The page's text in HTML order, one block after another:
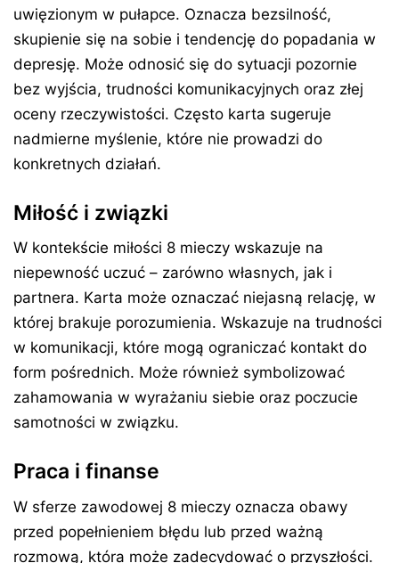
uwięzionym w pułapce. Oznacza bezsilność,
skupienie się na sobie i tendencję do popadania w
depresję. Może odnosić się do sytuacji pozornie
bez wyjścia, trudności komunikacyjnych oraz złej
oceny rzeczywistości. Często karta sugeruje
nadmierne myślenie, które nie prowadzi do
konkretnych działań.
Miłość i związki
W kontekście miłości 8 mieczy wskazuje na
niepewność uczuć – zarówno własnych, jak i
partnera. Karta może oznaczać niejasną relację, w
której brakuje porozumienia. Wskazuje na trudności
w komunikacji, które mogą ograniczać kontakt do
form pośrednich. Może również symbolizować
zahamowania w wyrażaniu siebie oraz poczucie
samotności w związku.
Praca i finanse
W sferze zawodowej 8 mieczy oznacza obawy
przed popełnieniem błędu lub przed ważną
rozmową, która może zadecydować o przyszłości.